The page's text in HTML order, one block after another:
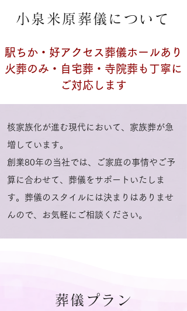
小泉米原葬儀について
駅ちか・好アクセス葬儀ホールあり
火葬のみ・自宅葬・寺院葬も丁寧に
ご対応します
核家族化が進む現代において、家族葬が急
増しています。
創業80年の当社では、ご家庭の事情やご予
算に合わせて、葬儀をサポートいたしま
す。葬儀のスタイルには決まりはありませ
んので、お気軽にご相談ください。
葬儀プラン